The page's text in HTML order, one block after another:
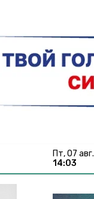
пт, 07 авг.
14:03